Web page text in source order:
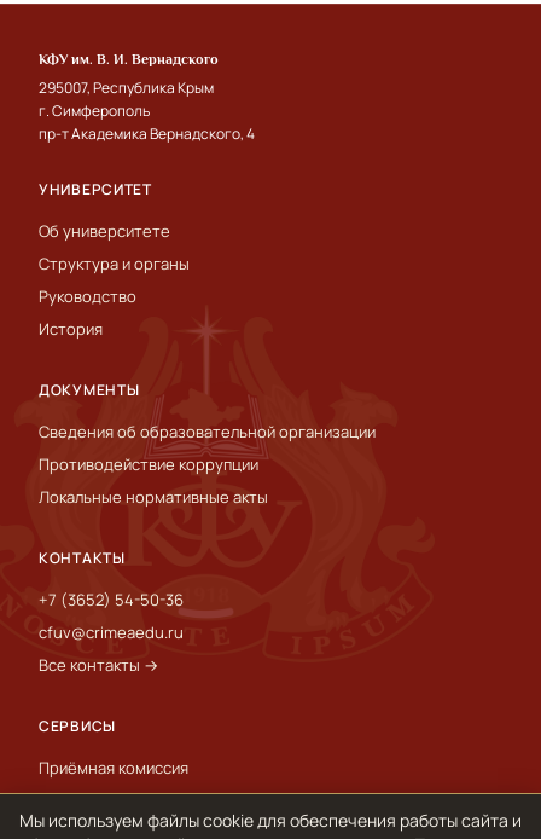
КФУ им. В. И. Вернадского
295007, Республика Крым
г. Симферополь
пр-т Академика Вернадского, 4
УНИВЕРСИТЕТ
Об университете
Структура и органы
Руководство
История
ДОКУМЕНТЫ
Сведения об образовательной организации
Противодействие коррупции
Локальные нормативные акты
КОНТАКТЫ
+7 (3652) 54-50-36
cfuv@crimeaedu.ru
Все контакты →
СЕРВИСЫ
Приёмная комиссия
Пресс-служба
International
Мы используем файлы cookie для обеспечения работы сайта и